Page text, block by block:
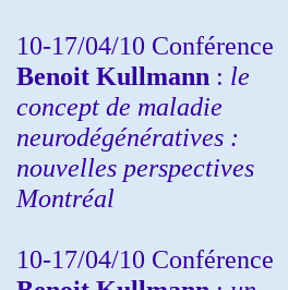
10-17/04/10 Conférence
Benoit Kullmann : le
concept de maladie
neurodégénératives :
nouvelles perspectives
Montréal
10-17/04/10 Conférence